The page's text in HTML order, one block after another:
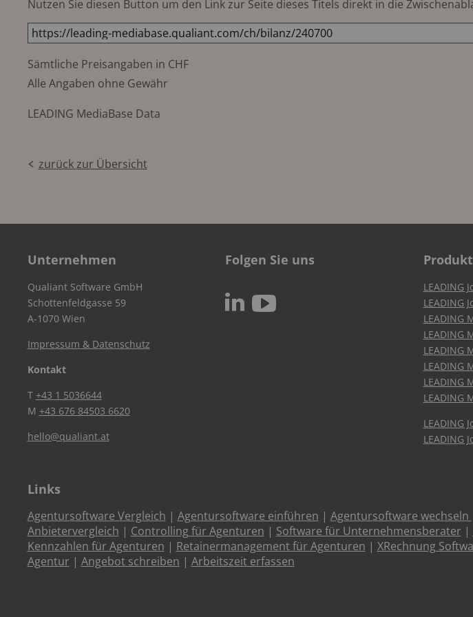
Nutzen Sie diesen Button um den Link zur Seite dieses Titels direkt in die
Sämtliche Preisangaben in CHF
Alle Angaben ohne Gewähr
LEADING MediaBase Data
zurück zur Übersicht
Unternehmen
Qualiant Software GmbH
Schottenfeldgasse 59
A-1070 Wien
Impressum & Datenschutz
Kontakt
T +43 1 5036644
M +43 676 84503 6620
hello@qualiant.at
Folgen Sie uns
N c
LEADING
LEADING
LEADING
LEADING
LEADING
LEADING
LEADING
LEADING
LEADING
LEADING
Links
Agentursoftware Vergleich | Agentursoftware einführen | Agentursoftware wechseln
Anbietervergleich | Controlling für Agenturen | Software für Unternehmensberater |
Kennzahlen für Agenturen | Retainermanagement für Agenturen | XRechnung
Agentur | Angebot schreiben | Arbeitszeit erfassen